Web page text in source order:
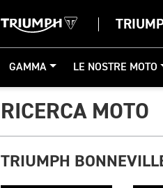
GAMMA LE NOSTRE MOTO
RICERCA MOTO
TRIUMPH